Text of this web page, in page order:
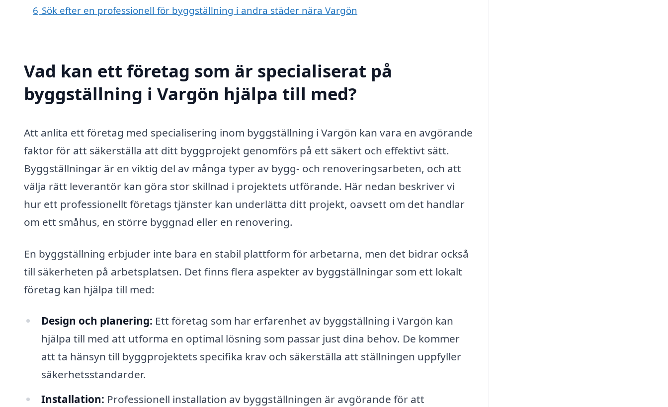
6 Sök efter en professionell för byggställning i andra städer nära Vargön
Vad kan ett företag som är specialiserat på
byggställning i Vargön hjälpa till med?
Att anlita ett företag med specialisering inom byggställning i Vargön kan vara en avgörande
faktor för att säkerställa att ditt byggprojekt genomförs på ett säkert och effektivt sätt.
Byggställningar är en viktig del av många typer av bygg- och renoveringsarbeten, och att
välja rätt leverantör kan göra stor skillnad i projektets utförande. Här nedan beskriver vi
hur ett professionellt företags tjänster kan underlätta ditt projekt, oavsett om det handlar
om ett småhus, en större byggnad eller en renovering.
En byggställning erbjuder inte bara en stabil plattform för arbetarna, men det bidrar också
till säkerheten på arbetsplatsen. Det finns flera aspekter av byggställningar som ett lokalt
företag kan hjälpa till med:
Design och planering: Ett företag som har erfarenhet av byggställning i Vargön kan
hjälpa till med att utforma en optimal lösning som passar just dina behov. De kommer
att ta hänsyn till byggprojektets specifika krav och säkerställa att ställningen uppfyller
säkerhetsstandarder.
Installation: Professionell installation av byggställningen är avgörande för att